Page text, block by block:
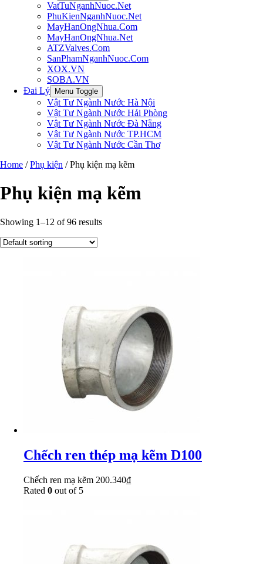
VatTuNganhNuoc.Net
PhuKienNganhNuoc.Net
MayHanOngNhua.Com
MayHanOngNhua.Net
ATZValves.Com
SanPhamNganhNuoc.Com
XOX.VN
SOBA.VN
Đai Lý
Menu Toggle
Vật Tư Ngành Nước Hà Nội
Vật Tư Ngành Nước Hải Phòng
Vật Tư Ngành Nước Đà Nẵng
Vật Tư Ngành Nước TP.HCM
Vật Tư Ngành Nước Cần Thơ
Home /Phụ kiện / Phụ kiện mạ kẽm
Phụ kiện mạ kẽm
Showing 1–12 of 96 results
Chếch ren thép mạ kẽm D100
Chếch ren mạ kẽm 200.340₫
Rated 0 out of 5